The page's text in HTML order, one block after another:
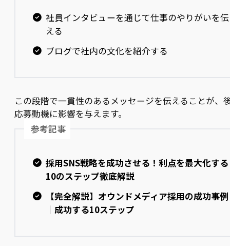
社員インタビューを通じて仕事のやりがいを伝
える
ブログで社内の文化を紹介する
この段階で一貫性のあるメッセージを伝えることが、
応募動機に影響を与えます。
参考記事
採用SNS戦略を成功させる！利点を最大化する
10のステップ徹底解説
【完全解説】オウンドメディア採用の成功事例
｜成功する10ステップ